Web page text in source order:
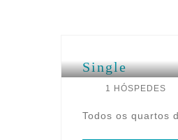
Single
1 HÓSPEDES
Todos os quartos